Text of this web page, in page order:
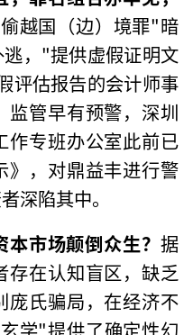
越国（边）境罪"暗
，"提供虚假证明文
评估报告的会计师事
监管早有预警，深圳
作专班办公室此前已
》，对鼎益丰进行警
深陷其中。
市场颠倒众生？ 据
存在认知盲区，缺乏
庞氏骗局，在经济不
学"提供了确定性幻